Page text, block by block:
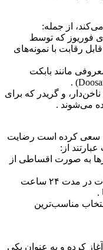
از جمله:
فوریوز که توسط
رقابت با نمونه‌های
مانند بابکت
و گریدر که برای
می‌شوند .
سعی کرده است رضایت
از:
به صورت اقساطی از
– ارسال به سراسر کشور: تحویل محصولات در مدت ۲۴ ساعت
مناسب‌ترین
خود را آغاز کرده و به عنوان یکی